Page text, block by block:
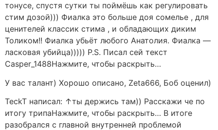
тонусе, спустя сутки ты поймёшь как регулировать
стим дозой))) Фиалка это больше доя сомелье , для
ценителей классик стима , и обладающих диким
Толиком!! Фиалка убьёт любого Анатолия. Фиалка —
ласковая убийца))))) P.S. Писал сей текст
Casper_1488Нажмите, чтобы раскрыть…
У вас талант) Хорошо описано, Zeta666, Боб оценил)
TeckT написал: ↑ты держись там)) Расскажи че по
итогу трипаНажмите, чтобы раскрыть… В итоге
разобрался с главной внутренней проблемой